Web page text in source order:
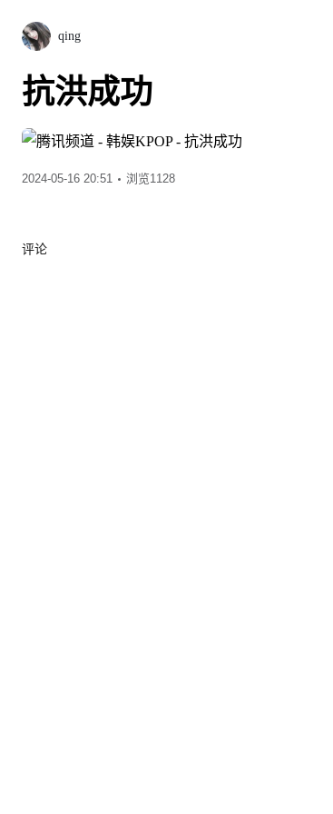
qing
抗洪成功
2024-05-16 20:51 浏览1128
评论